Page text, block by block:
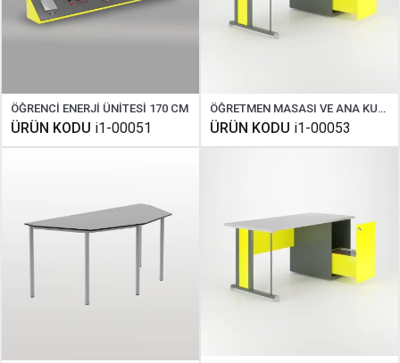
ÖĞRENCİ ENERJİ ÜNİTESİ 170 CM
ÜRÜN KODU i1-00051
ÖĞRETMEN MASASI VE ANA KUMANDA PANELİ ( STANDART FİZİK )
ÜRÜN KODU i1-00053